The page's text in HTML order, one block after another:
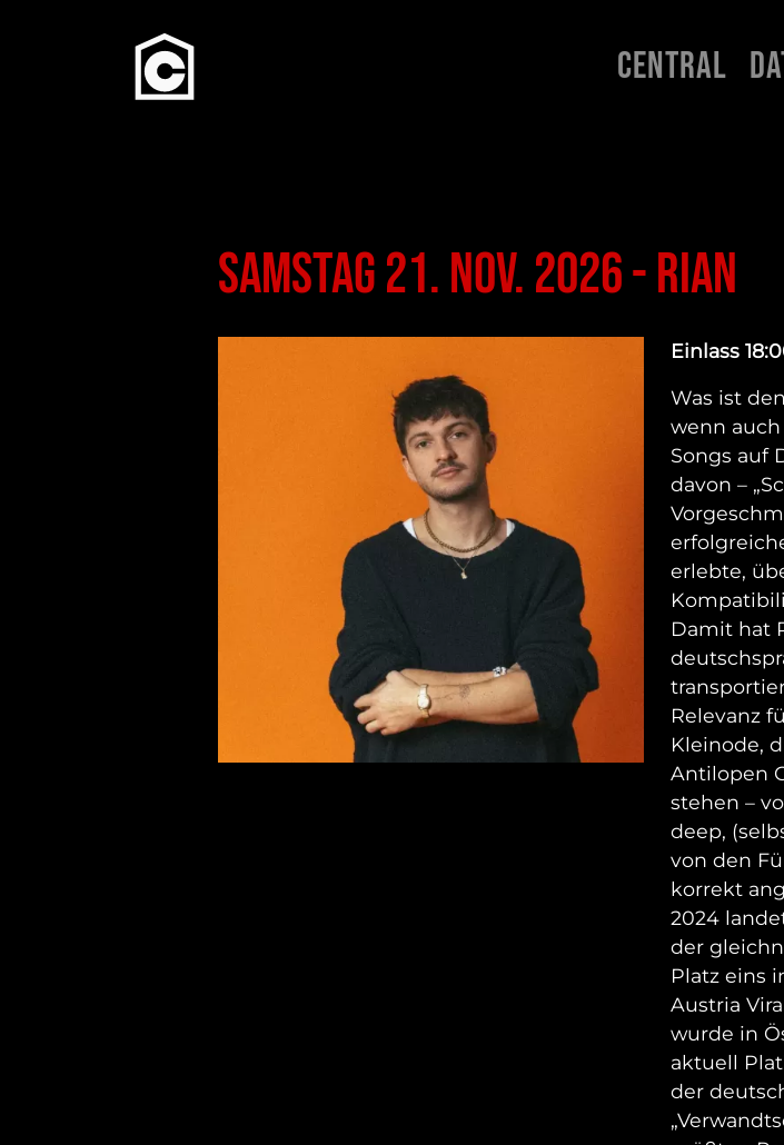
Central
Samstag 21. Nov. 2026 - RIAN
Einlass
Was ist
wenn
Songs auf
davon –
erlebte,
Damit hat
Relevanz
Kleinode,
Antilopen
stehen –
deep,
von den
korrekt
2024
der
Platz eins
Austria
wurde in
aktuell
der